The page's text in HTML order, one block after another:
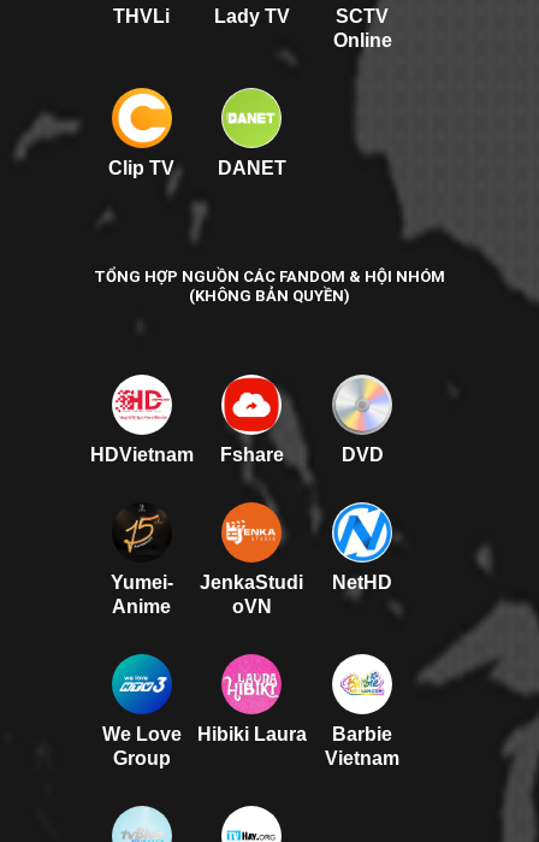
THVLi Lady TV
SCTV
Online
Clip TV DANET
TỔNG HỢP NGUỒN CÁC FANDOM & HỘI NHÓM
(KHÔNG BẢN QUYỀN)
HDVietnam Fshare DVD
Yumei-
Anime
JenkaStudi
oVN
NetHD
We Love
Group
Hibiki Laura
Barbie
Vietnam